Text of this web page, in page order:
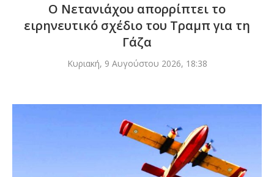
Ο Νετανιάχου απορρίπτει το
ειρηνευτικό σχέδιο του Τραμπ για τη
Γάζα
Κυριακή, 9 Αυγούστου 2026, 18:38